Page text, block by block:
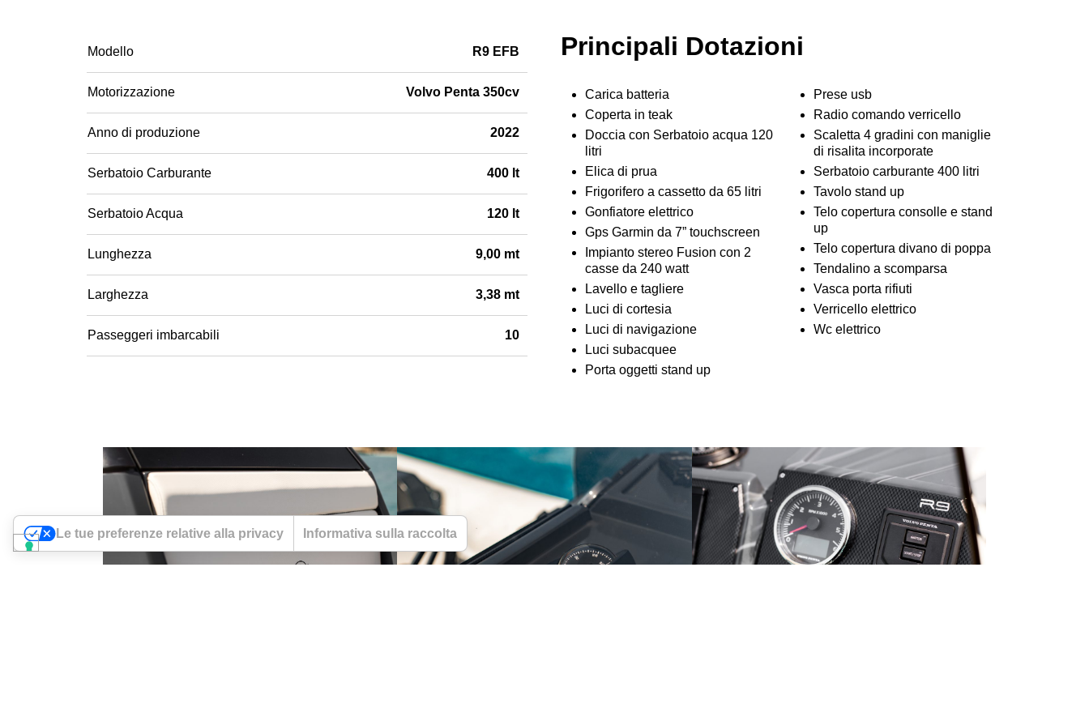
Modello R9 EFB
Motorizzazione Volvo Penta 350cv
Anno di produzione 2022
Serbatoio Carburante 400 lt
Serbatoio Acqua 120 lt
Lunghezza 9,00 mt
Larghezza 3,38 mt
Passeggeri imbarcabili 10
Principali Dotazioni
Carica batteria
Coperta in teak
Doccia con Serbatoio acqua 120
litri
Elica di prua
Frigorifero a cassetto da 65 litri
Gonfiatore elettrico
Gps Garmin da 7” touchscreen
Impianto stereo Fusion con 2
casse da 240 watt
Lavello e tagliere
Luci di cortesia
Luci di navigazione
Luci subacquee
Porta oggetti stand up
Prese usb
Radio comando verricello
Scaletta 4 gradini con maniglie
di risalita incorporate
Serbatoio carburante 400 litri
Tavolo stand up
Telo copertura consolle e stand
up
Telo copertura divano di poppa
Tendalino a scomparsa
Vasca porta rifiuti
Verricello elettrico
Wc elettrico
Le tue preferenze relative alla privacy Informativa sulla raccolta